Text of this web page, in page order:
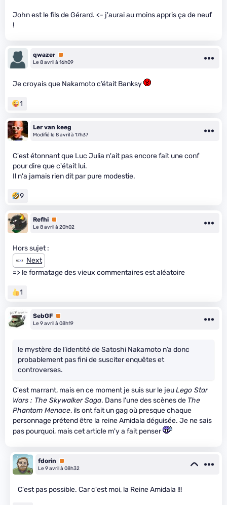
John est le fils de Gérard. <- j'aurai au moins appris ça de neuf
!
qwazer Premium
Le 8 avril à 16h09
Je croyais que Nakamoto c’était Banksy
1
Ler van keeg
Modifié le 8 avril à 17h37
C'est étonnant que Luc Julia n'ait pas encore fait une conf
pour dire que c'était lui.
Il n'a jamais rien dit par pure modestie.
9
Refhi Premium
Le 8 avril à 20h02
Hors sujet :
Next
=> le formatage des vieux commentaires est aléatoire
1
SebGF Premium
Le 9 avril à 08h19
le mystère de l’identité de Satoshi Nakamoto n’a donc
probablement pas fini de susciter enquêtes et
controverses.
C'est marrant, mais en ce moment je suis sur le jeuLego Star
Wars : The Skywalker Saga. Dans l'une des scènes de The
Phantom Menace, ils ont fait un gag où presque chaque
personnage prétend être la reine Amidala déguisée. Je ne sais
pas pourquoi, mais cet article m'y a fait penser
fdorin
Premium
Le 9 avril à 08h32
C'est pas possible. Car c'est moi, la Reine Amidala !!!